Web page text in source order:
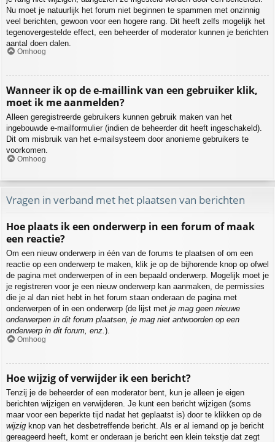
Nu moet je natuurlijk het forum niet beginnen te spammen met onzinnig
veel berichten, gewoon voor een hogere rang. Dit heeft zelfs mogelijk het
tegenovergestelde effect, een beheerder of moderator kunnen je berichten
aantal doen dalen.
Omhoog
Wanneer ik op de e-maillink van een gebruiker klik,
moet ik me aanmelden?
Alleen geregistreerde gebruikers kunnen gebruik maken van het
ingebouwde e-mailformulier (indien de beheerder dit heeft ingeschakeld).
Dit om misbruik van het e-mailsysteem door anonieme gebruikers te
voorkomen.
Omhoog
Vragen in verband met het plaatsen van berichten
Hoe plaats ik een onderwerp in een forum of maak
een reactie?
Om een nieuw onderwerp in één van de forums te plaatsen of om een
reactie op een onderwerp te maken, klik je op de bijhorende knop op ofwel
de pagina met onderwerpen of in een bepaald onderwerp. Mogelijk moet je
je registreren voor je een nieuw onderwerp kan aanmaken, de permissies
die je al dan niet hebt in het forum staan onderaan de pagina met
onderwerpen of in een onderwerp (de lijst met je mag geen nieuwe
onderwerpen in dit forum plaatsen, je mag niet antwoorden op een
onderwerp in dit forum, enz.).
Omhoog
Hoe wijzig of verwijder ik een bericht?
Tenzij je de beheerder of een moderator bent, kun je alleen je eigen
berichten wijzigen en verwijderen. Je kunt een bericht wijzigen (soms
maar voor een beperkte tijd nadat het geplaatst is) door te klikken op de
wijzig knop van het desbetreffende bericht. Als er al iemand op je bericht
gereageerd heeft, komt er onderaan je bericht een klein tekstje dat zegt